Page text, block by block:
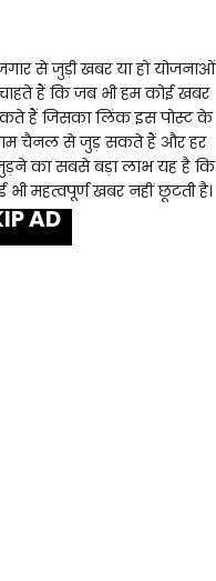
से जुड़ी खबर या हो योजनाओं
हैं कि जब भी हम कोई खबर
हैं जिसका लिंक इस पोस्ट के
चैनल से जुड़ सकते हैं और हर
का सबसे बड़ा लाभ यह है कि
खबर नहीं छूटती है।
AD